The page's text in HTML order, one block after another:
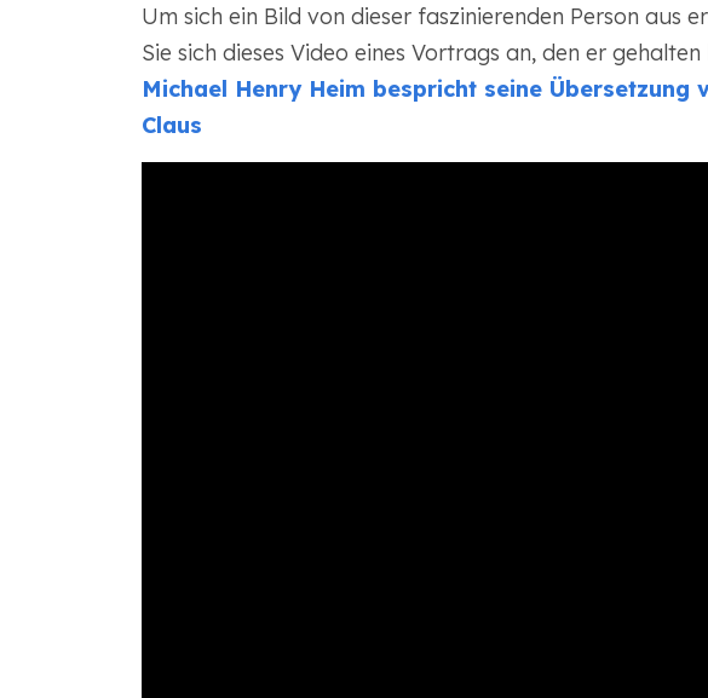
Um sich ein Bild von dieser faszinierenden Person aus
Sie sich dieses Video eines Vortrags an, den er gehalten
Michael Henry Heim bespricht seine Übersetzung
Claus